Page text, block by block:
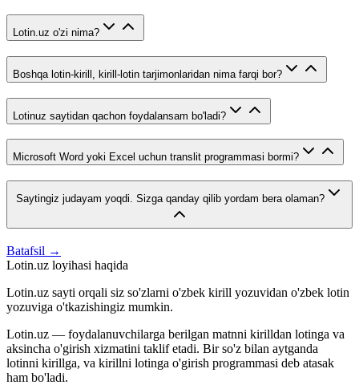
Lotin.uz o'zi nima?
Boshqa lotin-kirill, kirill-lotin tarjimonlaridan nima farqi bor?
Lotinuz saytidan qachon foydalansam bo'ladi?
Microsoft Word yoki Excel uchun translit programmasi bormi?
Saytingiz judayam yoqdi. Sizga qanday qilib yordam bera olaman?
Batafsil →
Lotin.uz loyihasi haqida
Lotin.uz sayti orqali siz so'zlarni o'zbek kirill yozuvidan o'zbek lotin
yozuviga o'tkazishingiz mumkin.
Lotin.uz — foydalanuvchilarga berilgan matnni kirilldan lotinga va
aksincha o'girish xizmatini taklif etadi. Bir so'z bilan aytganda
lotinni kirillga, va kirillni lotinga o'girish programmasi deb atasak
ham bo'ladi.